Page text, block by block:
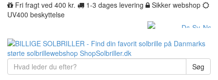
Fri fragt ved 400 kr. 1-3 dages levering
Sikker webshop
UV400 beskyttelse
Søg